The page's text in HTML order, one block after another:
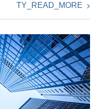
TY_READ_MORE